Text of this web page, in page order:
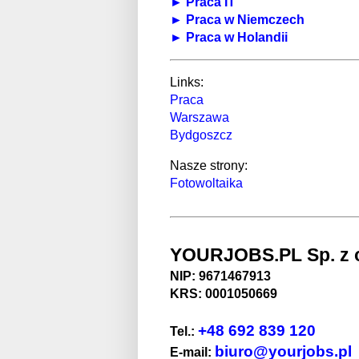
► Praca w Niemczech
► Praca w Holandii
Links:
Praca
Warszawa
Bydgoszcz
Nasze strony:
Fotowoltaika
YOURJOBS.PL Sp. z
NIP: 9671467913
KRS: 0001050669
Tel.: +48 692 839 120
E-mail: biuro@yourjobs.pl